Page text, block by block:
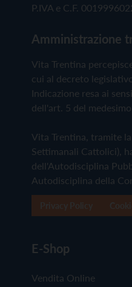
P.IVA e C.F.
Amministrazione
Vita Trentina
cui al decreto
Indicazione resa ai
dell'art. 5 del
Vita Trentina, tramite
Settimanali Cattolici),
dell'Autodisciplina
Autodisciplina della
E-Shop
Vendita Online